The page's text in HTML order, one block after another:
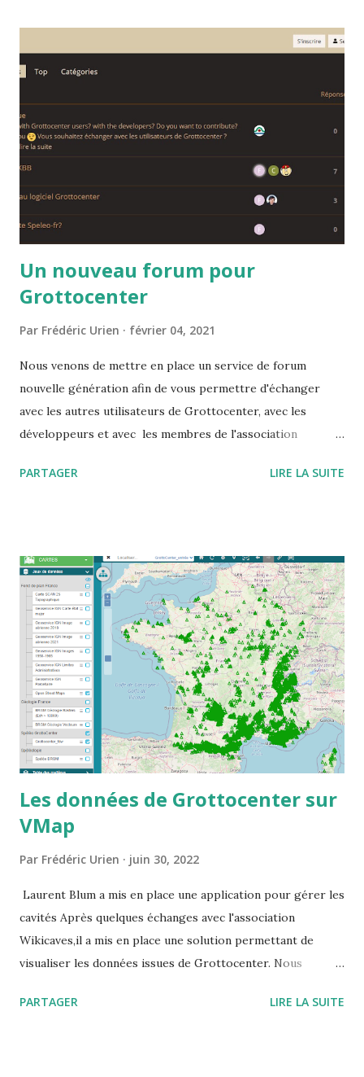
Un nouveau forum pour
Grottocenter
Par Frédéric Urien février 04, 2021
Nous venons de mettre en place un service de forum
nouvelle génération afin de vous permettre d'échanger
avec les autres utilisateurs de Grottocenter, avec les
développeurs et avec les membres de l'association
est https://grottocenter.discourse.group/
PARTAGER LIRE LA SUITE
Les données de Grottocenter sur
VMap
Par Frédéric Urien juin 30, 2022
Laurent Blum a mis en place une application pour gérer les
cavités Après quelques échanges avec l'association
Wikicaves,il a mis en place une solution permettant de
visualiser les données issues de Grottocenter. Nous
pour cela il a créé un utilisateur générique que vous
PARTAGER LIRE LA SUITE